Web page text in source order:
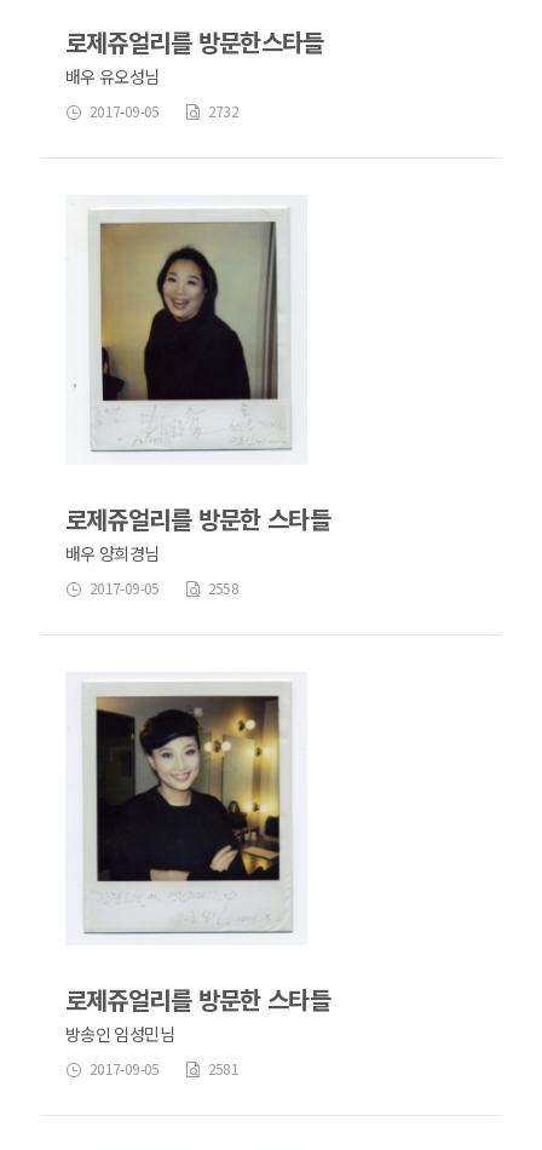
로제쥬얼리를 방문한스타들
배우 유오성님
2017-09-05 2732
로제쥬얼리를 방문한 스타들
배우 양희경님
2017-09-05 2558
로제쥬얼리를 방문한 스타들
방송인 임성민님
2017-09-05 2581